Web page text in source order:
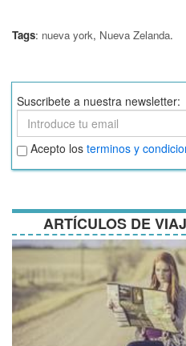
Tags: nueva york, Nueva Zelanda.
Suscribete a nuestra newsletter:
Suscribete
Aceptar
términos
y
Acepto los terminos y
ARTÍCULOS DE